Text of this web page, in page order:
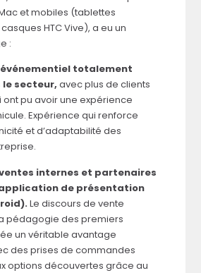
et mobiles (tablettes
HTC Vive), a eu un
:
totalement
secteur, avec plus de clients
pu avoir une expérience
Expérience qui renforce
et d’adaptabilité des
internes et partenaires
de présentation
Le discours de vente
pédagogie des premiers
un véritable avantage
des prises de commandes
options découvertes grâce au